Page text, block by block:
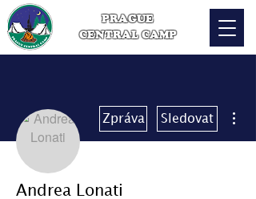
PRAGUE
CENTRAL CAMP
Zpráva Sledovat
Andrea Lonati